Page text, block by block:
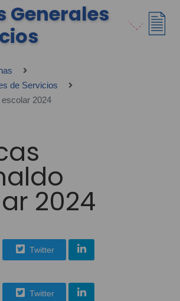
Generales
de Servicios
2024
2024
Twitter
Twitter